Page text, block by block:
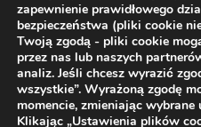
Kancelaria Radców
zapewnienie prawidłowego
bezpieczeństwa (pliki cookie
Twoją zgodą - pliki cookie
przez nas lub naszych
analiz. Jeśli chcesz wyrazić
wszystkie”. Wyrażoną zgodę
momencie, zmieniając
Klikając „Ustawienia plików